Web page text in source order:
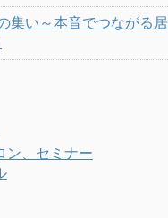
集い～本音でつながる
ン、セミナー